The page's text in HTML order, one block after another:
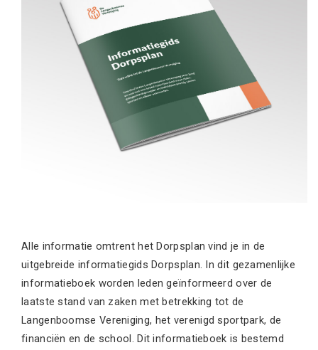
Alle informatie omtrent het Dorpsplan vind je in de
uitgebreide informatiegids Dorpsplan. In dit gezamenlijke
informatieboek worden leden geïnformeerd over de
laatste stand van zaken met betrekking tot de
Langenboomse Vereniging, het verenigd sportpark, de
financiën en de school. Dit informatieboek is bestemd